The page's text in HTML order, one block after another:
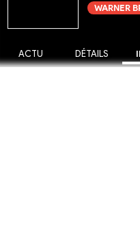
WARNER
ACTU DÉTAILS